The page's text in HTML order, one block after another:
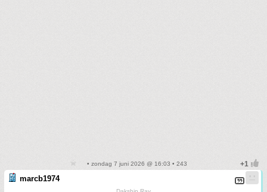
• zondag 7 juni 2026 @ 16:03 • 243
marcb1974